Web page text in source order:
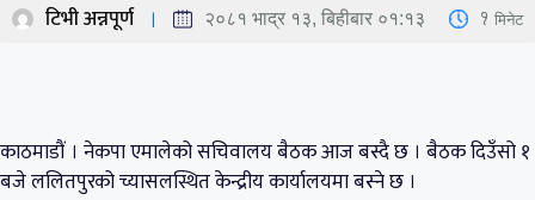
टिभी अन्नपूर्ण २०८१ भाद्र १३, बिहीबार ०१:१३ 1 मिनेट
काठमाडौं । नेकपा एमालेको सचिवालय बैठक आज बस्दै छ । बैठक दिउँसो १
बजे ललितपुरको च्यासलस्थित केन्द्रीय कार्यालयमा बस्ने छ ।